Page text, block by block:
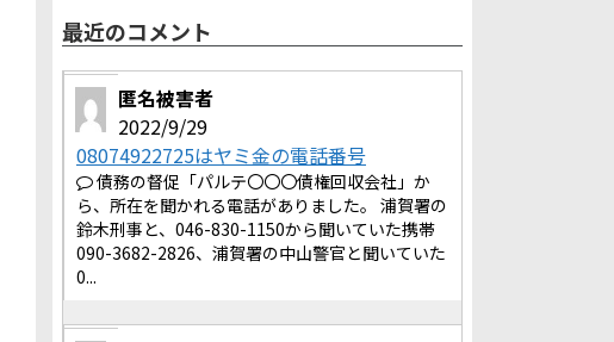
最近のコメント
匿名被害者
2022/9/29
08074922725はヤミ金の電話番号
債務の督促「パルテ〇〇〇債権回収会社」か
ら、所在を聞かれる電話がありました。 浦賀署の
鈴木刑事と、046-830-1150から聞いていた携帯
090-3682-2826、浦賀署の中山警官と聞いていた
0...